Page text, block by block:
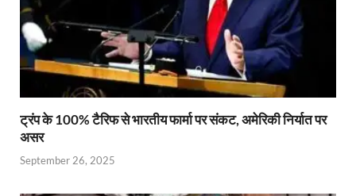
ट्रंप के 100% टैरिफ से भारतीय फार्मा पर संकट, अमेरिकी निर्यात पर
असर
September 26, 2025